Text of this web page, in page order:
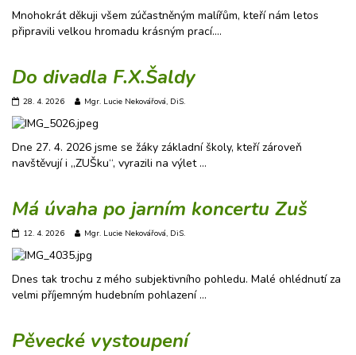
Mnohokrát děkuji všem zúčastněným malířům, kteří nám letos
připravili velkou hromadu krásným prací.…
Do divadla F.X.Šaldy
28. 4. 2026 Mgr. Lucie Nekovářová, DiS.
Dne 27. 4. 2026 jsme se žáky základní školy, kteří zároveň
navštěvují i „ZUŠku“, vyrazili na výlet …
Má úvaha po jarním koncertu Zuš
12. 4. 2026 Mgr. Lucie Nekovářová, DiS.
Dnes tak trochu z mého subjektivního pohledu. Malé ohlédnutí za
velmi příjemným hudebním pohlazení …
Pěvecké vystoupení